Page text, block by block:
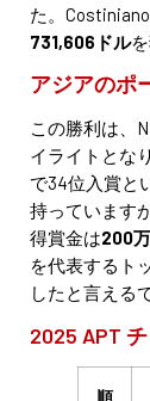
た。
731,606ドル
アジアのポ
この勝利は、
イライトとな
で34位入賞と
持っています
得賞金は200
を代表するト
したと言える
2025 APT
順